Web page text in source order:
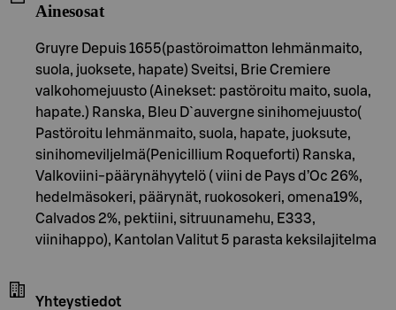
Ainesosat
Gruyre Depuis 1655(pastöroimatton lehmänmaito,
suola, juoksete, hapate) Sveitsi, Brie Cremiere
valkohomejuusto (Ainekset: pastöroitu maito, suola,
hapate.) Ranska, Bleu D`auvergne sinihomejuusto(
Pastöroitu lehmänmaito, suola, hapate, juoksute,
sinihomeviljelmä(Penicillium Roqueforti) Ranska,
Valkoviini-päärynähyytelö ( viini de Pays d’Oc 26%,
hedelmäsokeri, päärynät, ruokosokeri, omena19%,
Calvados 2%, pektiini, sitruunamehu, E333,
viinihappo), Kantolan Valitut 5 parasta keksilajitelma
Yhteystiedot